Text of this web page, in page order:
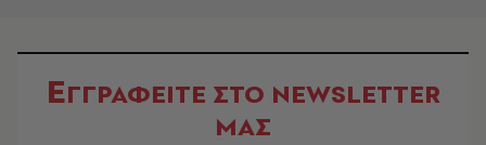
ΕΓΓΡΑΦΕΙΤΕ ΣΤΟ NEWSLETTER
ΜΑΣ